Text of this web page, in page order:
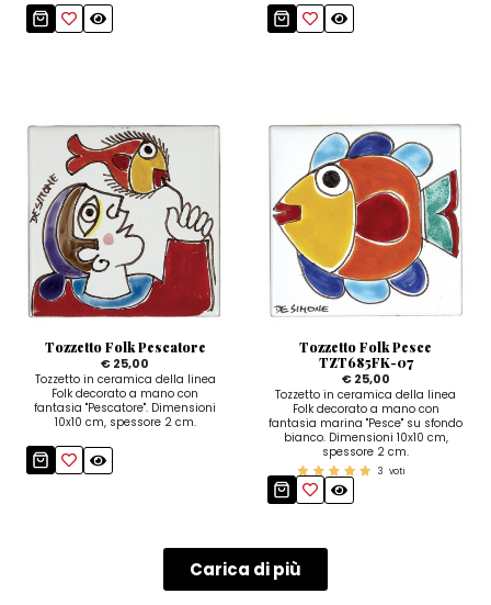
Tozzetto Folk Pescatore
€ 25,00
Tozzetto in ceramica della linea
Folk decorato a mano con
fantasia "Pescatore". Dimensioni
10x10 cm, spessore 2 cm.
Tozzetto Folk Pesce
TZT685FK-07
€ 25,00
Tozzetto in ceramica della linea
Folk decorato a mano con
fantasia marina "Pesce" su sfondo
bianco. Dimensioni 10x10 cm,
spessore 2 cm.
3 voti
Carica di più